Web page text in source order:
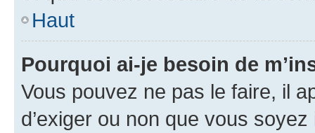
Haut
Pourquoi ai-je besoin de
Vous pouvez ne pas le faire, il
d’exiger ou non que vous